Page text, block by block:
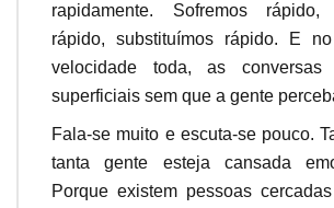
rapidamente. Sofremos rápido,
rápido, substituímos rápido. E
velocidade toda, as conversas
superficiais sem que a gente
Fala-se muito e escuta-se pouco.
tanta gente esteja cansada
Porque existem pessoas